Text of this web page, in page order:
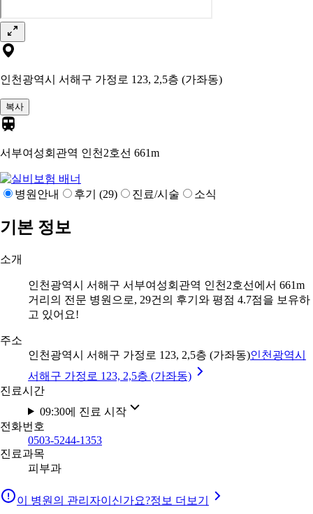
인천광역시 서해구 가정로 123, 2,5층 (가좌동)
복사
서부여성회관역 인천2호선 661m
병원안내 후기 (29) 진료/시술 소식
기본 정보
소개
인천광역시 서해구 서부여성회관역 인천2호선에서 661m
거리의 전문 병원으로, 29건의 후기와 평점 4.7점을 보유하
고 있어요!
주소
인천광역시 서해구 가정로 123, 2,5층 (가좌동)인천광역시
서해구 가정로 123, 2,5층 (가좌동)
진료시간
09:30에 진료 시작
전화번호
0503-5244-1353
진료과목
피부과
이 병원의 관리자이신가요?정보 더보기